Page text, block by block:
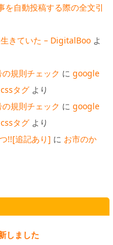
を自動投稿する際の全文引
きていた – DigitalBoo よ
規則チェック に google
タグ より
規則チェック に google
タグ より
!![追記あり] に お市のか
しました